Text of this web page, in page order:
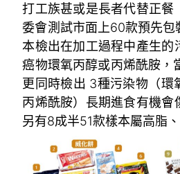
打工族甚或是長者代替正餐
委會測試市面上60款預先包
本檢出在加工過程中產生的
癌物環氧丙醇或丙烯酰胺，
更同時檢出 3種污染物（環
丙烯酰胺）長期進食有機會
另有8成半51款樣本屬高脂